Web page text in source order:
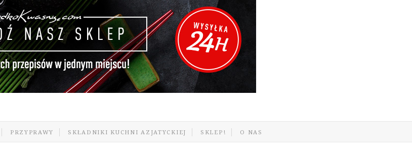
PRZYPRAWY SKŁADNIKI KUCHNI AZJATYCKIEJ SKLEP! O NAS